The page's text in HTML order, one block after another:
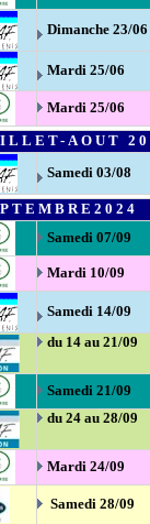
Dimanche 23/06
Mardi 25/06
Mardi 25/06
AOUT
Samedi 03/08
2024
Samedi 07/09
Mardi 10/09
Samedi 14/09
du 14 au 21/09
Samedi 21/09
du 24 au 28/09
Mardi 24/09
Samedi 28/09